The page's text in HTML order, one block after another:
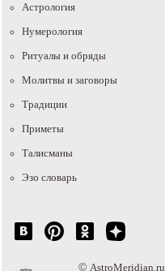
Астрология
Нумерология
Ритуалы и обряды
Молитвы и заговоры
Традиции
Приметы
Талисманы
Эзо словарь
© AstroMeridian.ru